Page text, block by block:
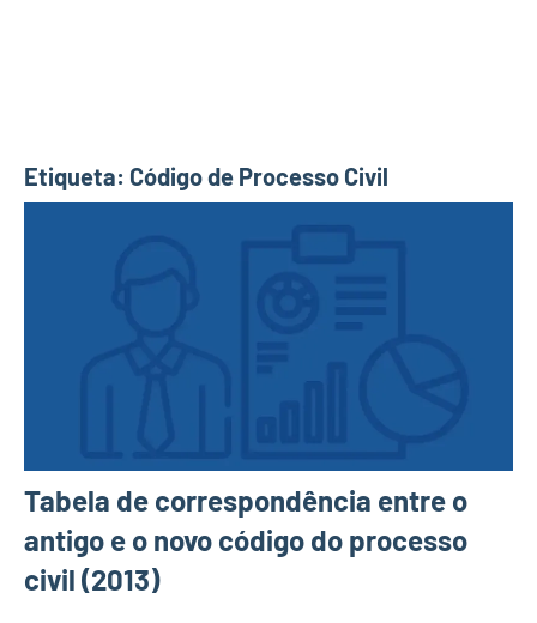
Etiqueta: Código de Processo Civil
Tabela de correspondência entre o
antigo e o novo código do processo
civil (2013)